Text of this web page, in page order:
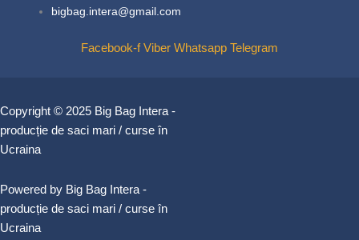
bigbag.intera@gmail.com
Facebook-f Viber Whatsapp Telegram
Copyright © 2025 Big Bag Intera -
producție de saci mari / curse în
Ucraina
Powered by Big Bag Intera -
producție de saci mari / curse în
Ucraina